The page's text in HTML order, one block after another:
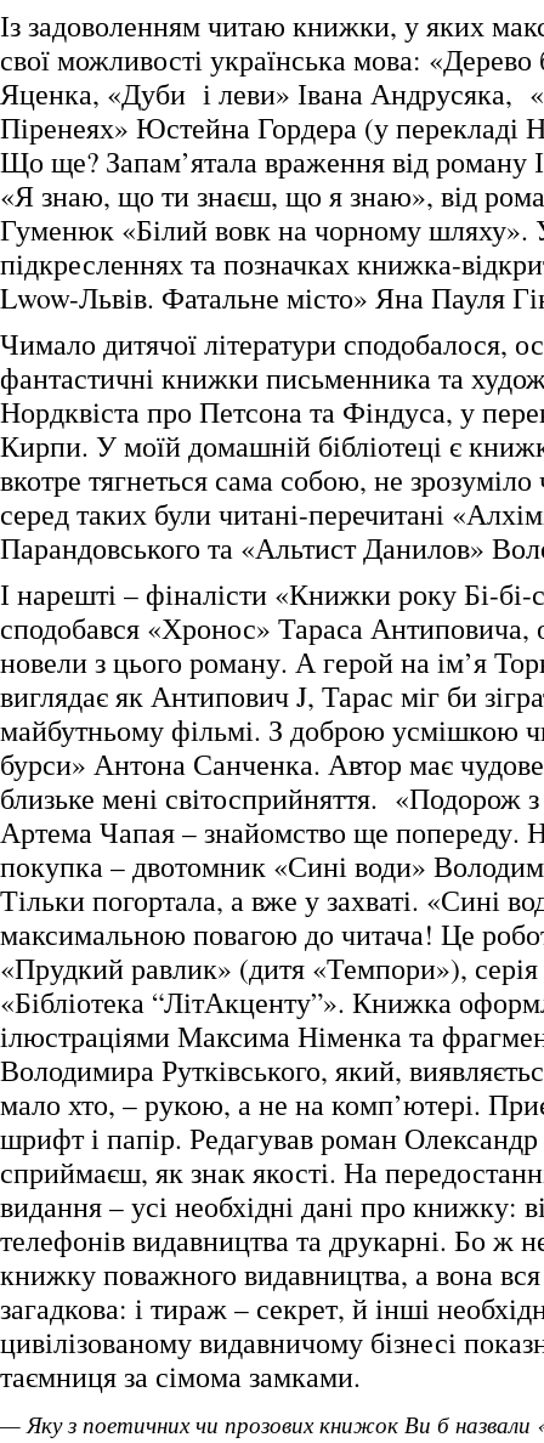
Із задоволенням читаю книжки, у яких
свої можливості українська мова: «Дерево
Яценка, «Дуби і леви» Івана Андрусяка,
Піренеях» Юстейна Гордера (у перекладі
Що ще? Запам’ятала враження від роману
«Я знаю, що ти знаєш, що я знаю», від
Гуменюк «Білий вовк на чорному шляху».
підкресленнях та позначках книжка-
Lwow-Львів. Фатальне місто» Яна Пауля
Чимало дитячої літератури сподобалося,
фантастичні книжки письменника та
Нордквіста про Петсона та Фіндуса, у
Кирпи. У моїй домашній бібліотеці є
вкотре тягнеться сама собою, не
серед таких були читані-перечитані
Парандовського та «Альтист Данилов»
І нарешті – фіналісти «Книжки року Бі-
сподобався «Хронос» Тараса Антиповича,
новели з цього роману. А герой на ім’я
виглядає як Антипович J, Тарас міг би
майбутньому фільмі. З доброю усмішкою
бурси» Антона Санченка. Автор має
близьке мені світосприйняття.
Артема Чапая – знайомство ще попереду.
покупка – двотомник «Сині води»
Тільки погортала, а вже у захваті. «Сині
максимальною повагою до читача! Це
«Прудкий равлик» (дитя «Темпори»),
«Бібліотека “ЛітАкценту”». Книжка
ілюстраціями Максима Німенка та
Володимира Рутківського, який,
мало хто, – рукою, а не на комп’ютері.
шрифт і папір. Редагував роман
сприймаєш, як знак якості. На
видання – усі необхідні дані про книжку:
телефонів видавництва та друкарні. Бо ж
книжку поважного видавництва, а вона
загадкова: і тираж – секрет, й інші
цивілізованому видавничому бізнесі
таємниця за сімома замками.
— Яку з поетичних чи прозових книжок Ви б назвали